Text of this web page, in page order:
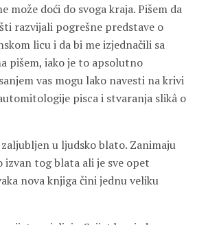
može doći do svoga kraja. Pišem da
razvijali pogrešne predstave o
licu i da bi me izjednačili sa
pišem, iako je to apsolutno
vas mogu lako navesti na krivi
pisca i stvaranja slikâ o
zaljubljen u ljudsko blato. Zanimaju
izvan tog blata ali je sve opet
nova knjiga čini jednu veliku